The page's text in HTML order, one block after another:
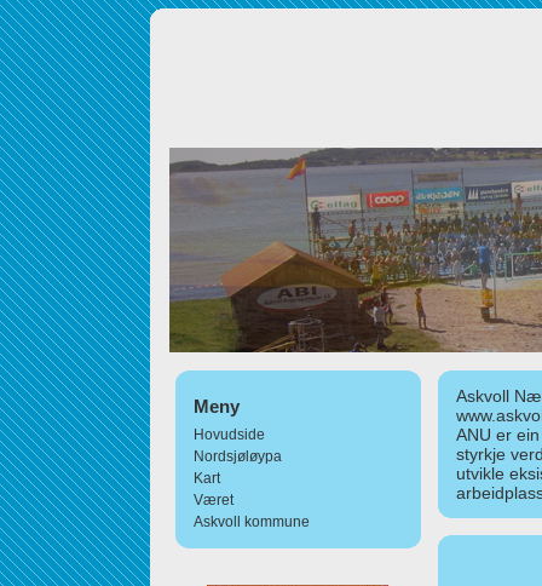
Meny
Hovudside
Nordsjøløypa
Kart
Været
Askvoll kommune
Askvoll
ANU er
styrkje
utvikle